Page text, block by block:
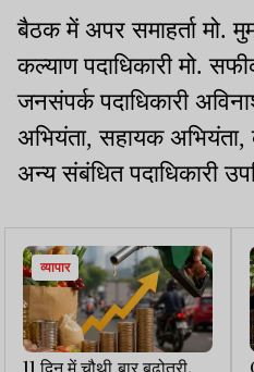
बैठक में अपर समाहर्ता मो.
कल्याण पदाधिकारी मो.
जनसंपर्क पदाधिकारी
अभियंता, सहायक अभियंता,
अन्य संबंधित पदाधिकारी
व्यापार
11 दिन में चौथी बार बढ़ोतरी,